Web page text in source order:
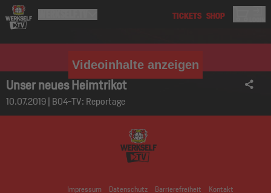
Videoinhalte anzeigen
Unser neues Heimtrikot
10.07.2019 | B04-TV: Reportage
Impressum Datenschutz Barrierefreiheit Kontakt